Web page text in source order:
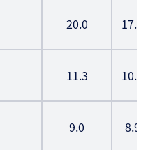
20.0 17.6
11.3 10.4
9.0 8.9